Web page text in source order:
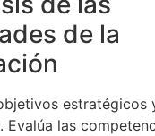
de la
estratégicos
Evalúa las